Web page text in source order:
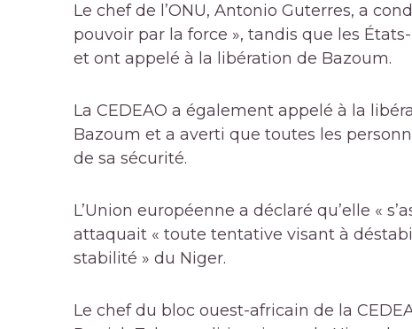
Le chef de l’ONU, Antonio Guterres, a
pouvoir par la force », tandis que les
et ont appelé à la libération de Bazoum.
La CEDEAO a également appelé à la
Bazoum et a averti que toutes les
de sa sécurité.
L’Union européenne a déclaré qu’elle «
attaquait « toute tentative visant à
stabilité » du Niger.
Le chef du bloc ouest-africain de la